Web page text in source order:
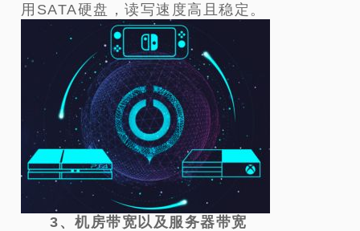
用SATA硬盘，读写速度高且稳定。
3、机房带宽以及服务器带宽